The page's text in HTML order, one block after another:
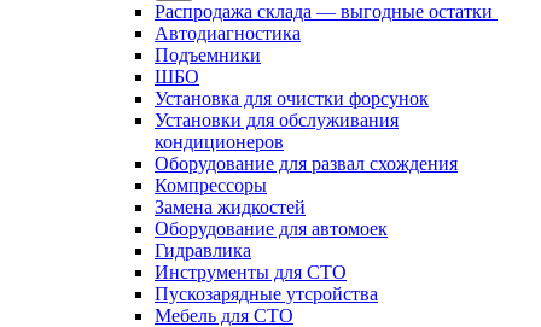
Распродажа склада — выгодные остатки
Автодиагностика
Подъемники
ШБО
Установка для очистки форсунок
Установки для обслуживания
кондиционеров
Оборудование для развал схождения
Компрессоры
Замена жидкостей
Оборудование для автомоек
Гидравлика
Инструменты для СТО
Пускозарядные утсройства
Мебель для СТО